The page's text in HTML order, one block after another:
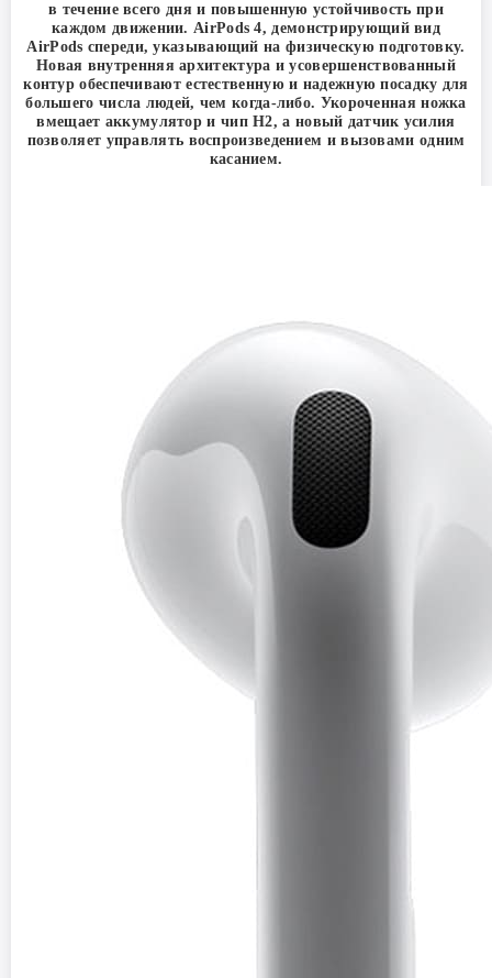
в течение всего дня и повышенную устойчивость при
каждом движении. AirPods 4, демонстрирующий вид
AirPods спереди, указывающий на физическую подготовку.
Новая внутренняя архитектура и усовершенствованный
контур обеспечивают естественную и надежную посадку для
большего числа людей, чем когда-либо. Укороченная ножка
вмещает аккумулятор и чип H2, а новый датчик усилия
позволяет управлять воспроизведением и вызовами одним
касанием.